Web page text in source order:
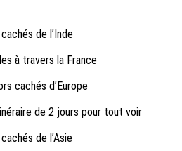
de l’Inde
à travers la France
cachés d’Europe
de 2 jours pour tout voir
de l’Asie